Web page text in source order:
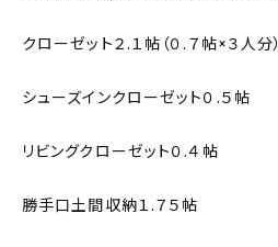
クローゼット２.１帖（０.７帖×３人分）
シューズインクローゼット０.５帖
リビングクローゼット０.４帖
勝手口土間収納１.７５帖